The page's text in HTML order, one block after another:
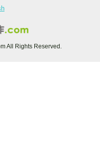
All Rights Reserved.